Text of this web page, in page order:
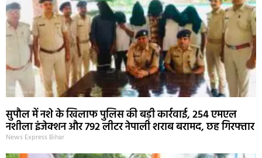
सुपौल में नशे के खिलाफ पुलिस की बड़ी कार्रवाई, 254 एमएल
नशीला इंजेक्शन और 792 लीटर नेपाली शराब बरामद, छह गिरफ्तार
News Express Bihar